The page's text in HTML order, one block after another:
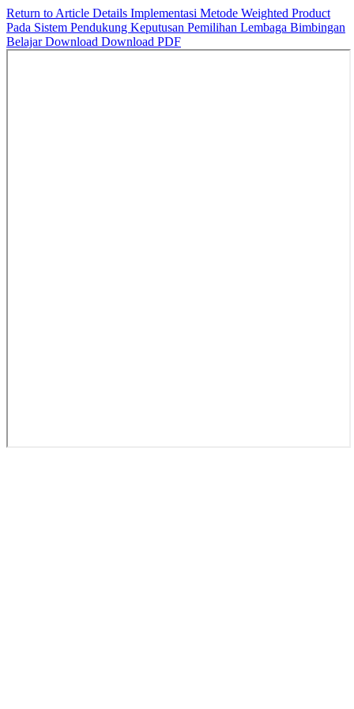
Return to Article Details Implementasi Metode Weighted Product
Pada Sistem Pendukung Keputusan Pemilihan Lembaga Bimbingan
BelajarDownload Download PDF